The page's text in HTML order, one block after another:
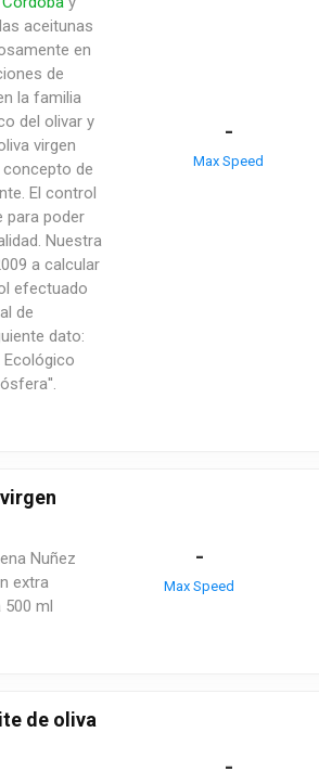
aceitunas
en
de
la familia
del olivar y
virgen
de
El control
para poder
Nuestra
a calcular
efectuado
de
dato:
Ecológico
-
Max Speed
Nuñez
extra
500 ml
-
Max Speed
de oliva